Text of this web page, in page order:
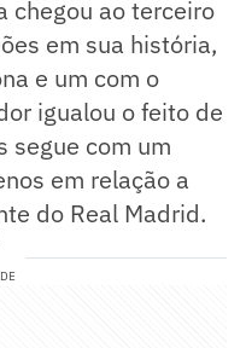
chegou ao terceiro
em sua história,
e um com o
igualou o feito de
segue com um
em relação a
do Real Madrid.